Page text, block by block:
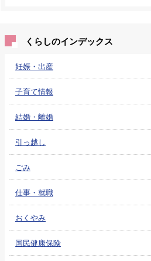
くらしのインデックス
妊娠・出産
子育て情報
結婚・離婚
引っ越し
ごみ
仕事・就職
おくやみ
国民健康保険